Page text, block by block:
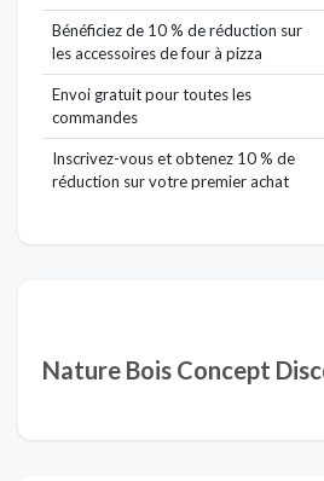
Bénéficiez de 10 % de réduction sur
les accessoires de four à pizza
Envoi gratuit pour toutes les
commandes
Inscrivez-vous et obtenez 10 % de
réduction sur votre premier achat
Nature Bois Concept